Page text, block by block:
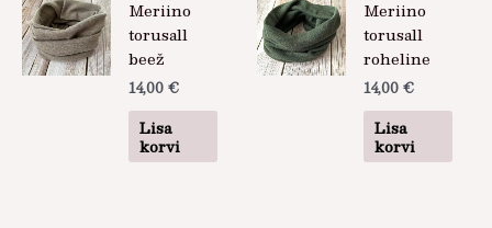
Meriino
torusall
beež
14,00 €
Lisa
korvi
Meriino
torusall
roheline
14,00 €
Lisa
korvi